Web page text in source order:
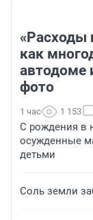
«Расходы
как
автодоме
фото
1 час 1 153
С рождения в
осужденные
детьми
Соль земли